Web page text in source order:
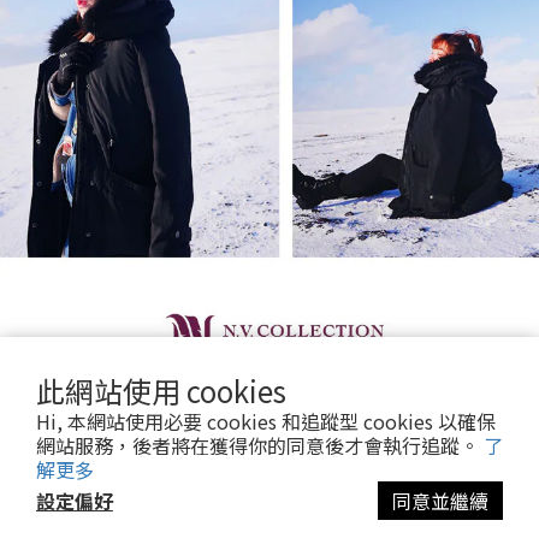
此網站使用 cookies
Hi, 本網站使用必要 cookies 和追蹤型 cookies 以確保
網站服務，後者將在獲得你的同意後才會執行追蹤。 了
解更多
設定偏好
同意並繼續
移往